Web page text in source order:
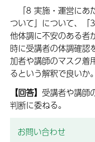
「8 実施・運営にあ
ついて」について、
他体調に不安のある者
時に受講者の体調確認
加者や講師のマスク着
るという解釈で良いか。
【回答】 受講者や講師
判断に委ねる。
お問い合わせ